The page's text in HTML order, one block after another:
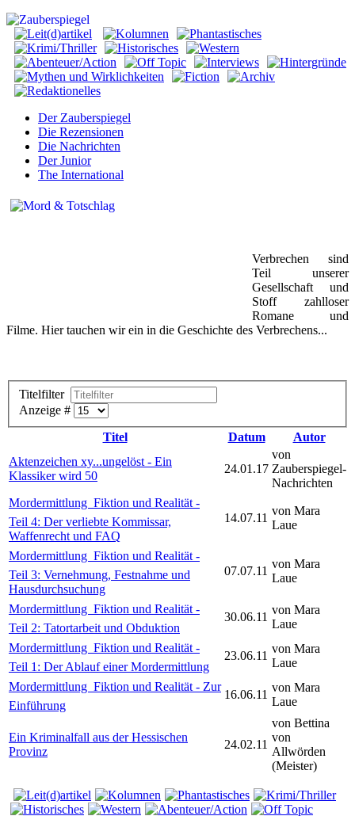
Der Zauberspiegel
Die Rezensionen
Die Nachrichten
Der Junior
The International
Verbrechen sind
Teil unserer
Gesellschaft und
Stoff zahlloser
Romane und
Filme. Hier tauchen wir ein in die Geschichte des Verbrechens...
Titelfilter
Anzeige #
Titel
Datum
Autor
Aktenzeichen xy...ungelöst - Ein
Klassiker wird 50
24.01.17
von
Zauberspiegel-
Nachrichten
Mordermittlung  Fiktion und Realität -
Teil 4: Der verliebte Kommissar,
Waffenrecht und FAQ
14.07.11
von Mara
Laue
Mordermittlung  Fiktion und Realität -
Teil 3: Vernehmung, Festnahme und
Hausdurchsuchung
07.07.11
von Mara
Laue
Mordermittlung  Fiktion und Realität -
Teil 2: Tatortarbeit und Obduktion
30.06.11
von Mara
Laue
Mordermittlung  Fiktion und Realität -
Teil 1: Der Ablauf einer Mordermittlung
23.06.11
von Mara
Laue
Mordermittlung  Fiktion und Realität - Zur
Einführung
16.06.11
von Mara
Laue
Ein Kriminalfall aus der Hessischen
Provinz
24.02.11
von Bettina
von
Allwörden
(Meister)